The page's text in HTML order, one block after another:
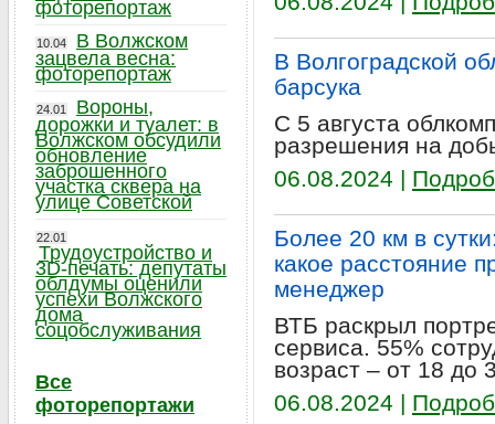
В Волгоградской
барсука
С 5 августа
разрешения на
06.08.2024 |
Более 20 км в
какое расстояние
менеджер
ВТБ раскрыл
сервиса. 55%
возраст – от 18 до
06.08.2024 |
фоторепортаж
10.04
В Волжском
зацвела весна:
фоторепортаж
24.01
Вороны,
дорожки и туалет: в
Волжском обсудили
обновление
заброшенного
участка сквера на
улице Советской
22.01
Трудоустройство и
3D-печать: депутаты
облдумы оценили
успехи Волжского
дома
соцобслуживания
Все
фоторепортажи